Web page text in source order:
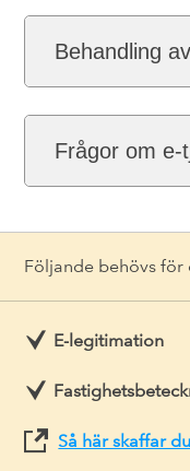
Behandling
Frågor om e-
Följande behövs för
E-legitimation
Så här skaffar